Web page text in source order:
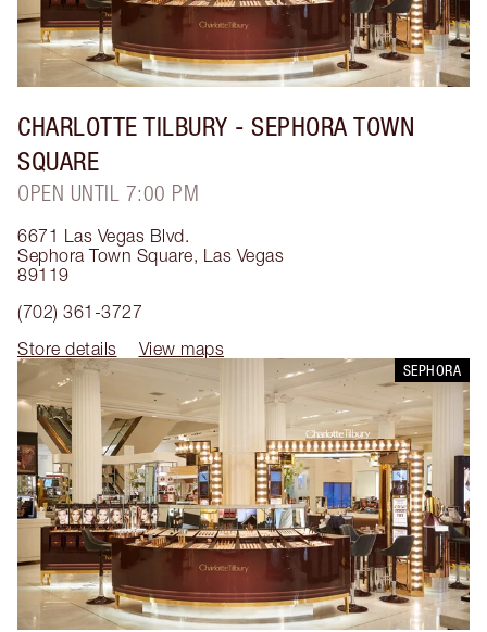
CHARLOTTE TILBURY - SEPHORA TOWN
SQUARE
OPEN UNTIL 7:00 PM
6671 Las Vegas Blvd.
Sephora Town Square, Las Vegas
89119
(702) 361-3727
Store details
View maps
SEPHORA